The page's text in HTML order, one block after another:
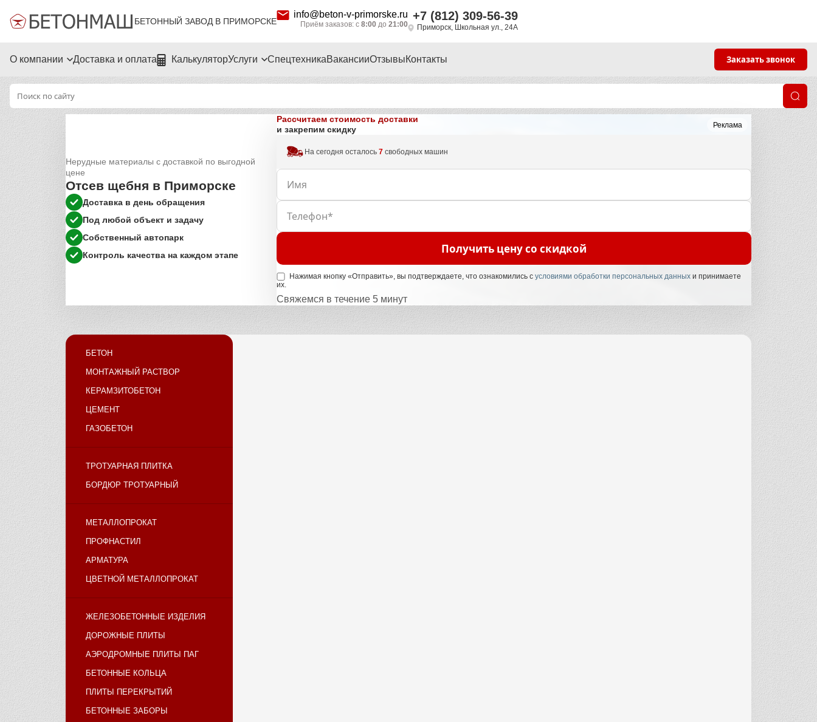
БЕТОННЫЙ ЗАВОД В ПРИМОРСКЕ
info@beton-v-primorske.ru
Приём заказов: с 8:00 до 21:00
+7 (812) 309-56-39
Приморск, Школьная ул., 24А
О компании Доставка и оплата КалькуляторУслуги СпецтехникаВакансииОтзывыКонтакты Заказать звонок
Реклама
Нерудные материалы с доставкой по выгодной
цене
Отсев щебня в Приморске
Доставка в день обращения
Под любой объект и задачу
Собственный автопарк
Контроль качества на каждом этапе
Рассчитаем стоимость доставки
и закрепим скидку
На сегодня осталось7 свободных машин
Получить цену со скидкой
Нажимая кнопку «Отправить», вы подтверждаете, что ознакомились с условиями обработки персональных данныхи принимаете
их.
Свяжемся в течение 5 минут
БЕТОН
МОНТАЖНЫЙ РАСТВОР
КЕРАМЗИТОБЕТОН
ЦЕМЕНТ
ГАЗОБЕТОН
ТРОТУАРНАЯ ПЛИТКА
БОРДЮР ТРОТУАРНЫЙ
МЕТАЛЛОПРОКАТ
ПРОФНАСТИЛ
АРМАТУРА
ЦВЕТНОЙ МЕТАЛЛОПРОКАТ
ЖЕЛЕЗОБЕТОННЫЕ ИЗДЕЛИЯ
ДОРОЖНЫЕ ПЛИТЫ
АЭРОДРОМНЫЕ ПЛИТЫ ПАГ
БЕТОННЫЕ КОЛЬЦА
ПЛИТЫ ПЕРЕКРЫТИЙ
БЕТОННЫЕ ЗАБОРЫ